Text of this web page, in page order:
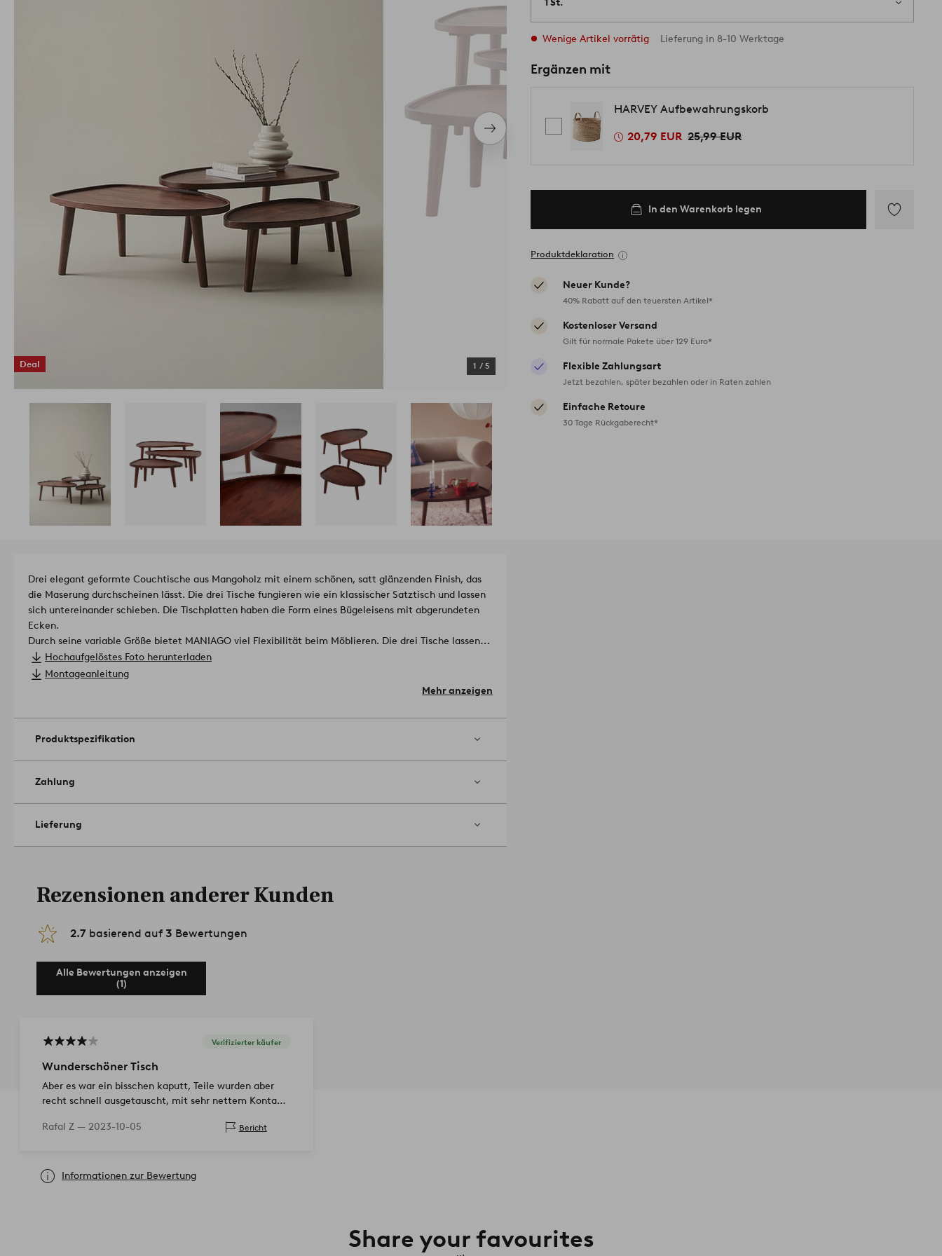
Nächstes
Produkt
Deal 1 / 5
1 St.
Wenige Artikel vorrätig Lieferung in 8-10 Werktage
Ergänzen mit
HARVEY Aufbewahrungskorb
20,79 EUR 25,99 EUR
In den Warenkorb legen
Produktdeklaration
Neuer Kunde?
40% Rabatt auf den teuersten Artikel*
Kostenloser Versand
Gilt für normale Pakete über 129 Euro*
Flexible Zahlungsart
Jetzt bezahlen, später bezahlen oder in Raten zahlen
Einfache Retoure
30 Tage Rückgaberecht*
Drei elegant geformte Couchtische aus Mangoholz mit einem schönen, satt glänzenden Finish, das
die Maserung durchscheinen lässt. Die drei Tische fungieren wie ein klassischer Satztisch und lassen
sich untereinander schieben. Die Tischplatten haben die Form eines Bügeleisens mit abgerundeten
Ecken.
Durch seine variable Größe bietet MANIAGO viel Flexibilität beim Möblieren. Die drei Tische lassen
sich ganz nach Bedarf untereinander schieben. Außerdem kann man die Tische gut nebeneinander
vor der Couch aufstellen - oder auch in unterschiedlichen Räumen. Einige Montageschritte sind
Pflegehinweis: Feucht abwischbar.
Belastbarkeit: 75 kg pro Tisch.
Hochaufgelöstes Foto herunterladen
Montageanleitung
Mehr anzeigen
Produktspezifikation
Zahlung
Lieferung
Rezensionen anderer Kunden
2.7 basierend auf 3 Bewertungen
Alle Bewertungen anzeigen
(1)
Verifizierter käufer
Wunderschöner Tisch
Aber es war ein bisschen kaputt, Teile wurden aber
recht schnell ausgetauscht, mit sehr nettem Kontakt
Rafal Z — 2023-10-05 Bericht
Informationen zur Bewertung
Share your favourites